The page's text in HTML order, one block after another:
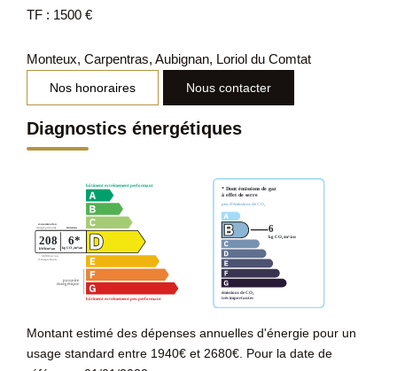
TF : 1500 €
Monteux, Carpentras, Aubignan, Loriol du Comtat
Nos honoraires Nous contacter
Diagnostics énergétiques
Montant estimé des dépenses annuelles d'énergie pour un
usage standard entre 1940€ et 2680€. Pour la date de